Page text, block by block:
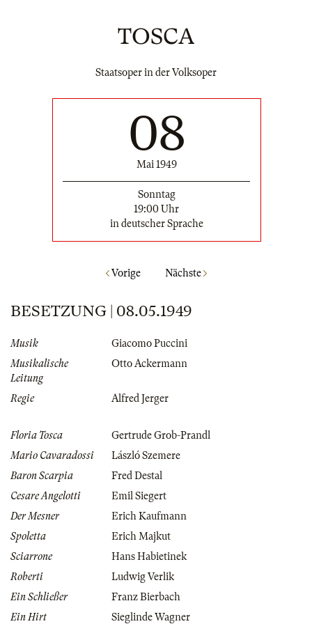
TOSCA
Staatsoper in der Volksoper
08
Mai 1949
Sonntag
19:00 Uhr
in deutscher Sprache
Vorige Nächste
BESETZUNG | 08.05.1949
Musik
Giacomo Puccini
Musikalische
Leitung
Otto Ackermann
Regie Alfred Jerger
Floria Tosca
Gertrude Grob-Prandl
Mario Cavaradossi
László Szemere
Baron Scarpia
Fred Destal
Cesare Angelotti
Emil Siegert
Der Mesner
Erich Kaufmann
Spoletta
Erich Majkut
Sciarrone
Hans Habietinek
Roberti
Ludwig Verlik
Ein Schließer
Franz Bierbach
Ein Hirt
Sieglinde Wagner